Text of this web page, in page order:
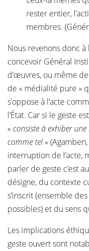
rester entier,
membres.
Nous revenons donc à
concevoir Général
d’œuvres, ou même
de « médialité pure »
s’oppose à l’acte
l’État. Car si le geste
«consiste à exhiber
comme tel»
interruption de l’acte,
parler de geste c’est
désigne, du contexte
s’inscrit (ensemble
possibles) et du sens
Les implications
geste ouvert sont